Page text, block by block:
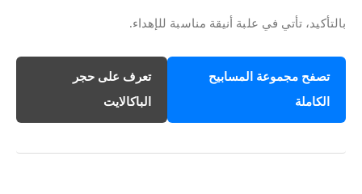
بالتأكيد، تأتي في علبة أنيقة مناسبة للإهداء.
تصفح مجموعة المسابيح
الكاملة
تعرف على حجر
الباكالايت